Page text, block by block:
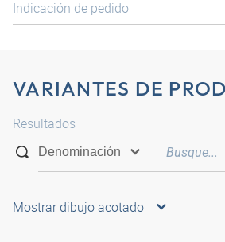
Indicación de pedido
VARIANTES DE
Resultados
Mostrar dibujo acotado